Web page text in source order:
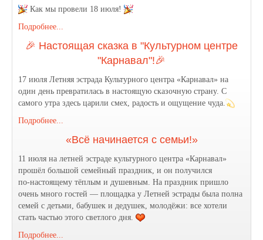
Как мы провели 18 июля!
Подробнее...
🎉 Настоящая сказка в "Культурном центре
"Карнавал"!🎉
17 июля Летняя эстрада Культурного центра «Карнавал» на
один день превратилась в настоящую сказочную страну. С
самого утра здесь царили смех, радость и ощущение чуда.
Подробнее...
«Всё начинается с семьи!»
11 июля на летней эстраде культурного центра «Карнавал»
прошёл большой семейный праздник, и он получился
по‑настоящему тёплым и душевным. На праздник пришло
очень много гостей — площадка у Летней эстрады была полна
семей с детьми, бабушек и дедушек, молодёжи: все хотели
стать частью этого светлого дня.
Подробнее...